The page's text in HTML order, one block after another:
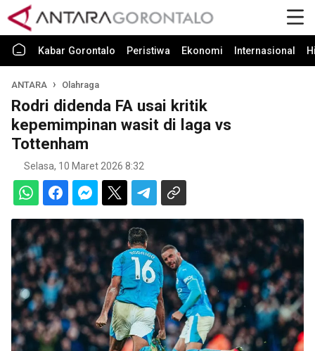
Kabar Gorontalo Peristiwa Ekonomi Internasional
ANTARA Olahraga
Rodri didenda FA usai kritik
kepemimpinan wasit di laga vs
Tottenham
Selasa, 10 Maret 2026 8:32